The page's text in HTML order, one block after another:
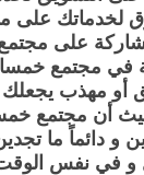
لخدماتك على
في مجتمع
أو مهذب
أن مجتمع
و دائماً ما
و في نفس الوقت